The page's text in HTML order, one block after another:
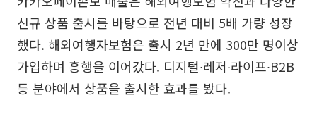
신규 상품 출시를 바탕으로 전년 대비 5배 가량 성장
했다. 해외여행자보험은 출시 2년 만에 300만 명이상
가입하며 흥행을 이어갔다. 디지털∙레저∙라이프∙B2B
등 분야에서 상품을 출시한 효과를 봤다.